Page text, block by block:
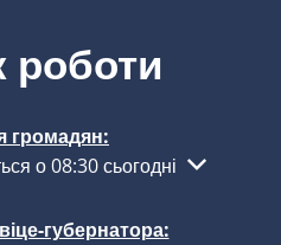
роботи
громадян:
інші години роботи або
о 08:30 сьогодні
губернатора: